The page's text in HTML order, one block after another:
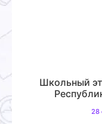
Школьный
28